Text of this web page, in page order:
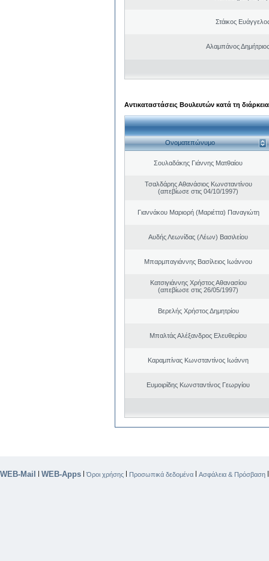
Στάικος
Αλαμπάνος
Αντικαταστάσεις Βουλευτών κατά τη
Ονοματεπώνυμο
Σουλαδάκης Γιάννης Ματθαίου
Τσαλδάρης Αθανάσιος Κωνσταντίνου
(απεβίωσε στις 04/10/1997)
Γιαννάκου Μαριορή (Μαριέττα) Παναγιώτη
Αυδής Λεωνίδας (Λέων) Βασιλείου
Μπαρμπαγιάννης Βασίλειος Ιωάννου
Κατσιγιάννης Χρήστος Αθανασίου
(απεβίωσε στις 26/05/1997)
Βερελής Χρήστος Δημητρίου
Μπαλτάς Αλέξανδρος Ελευθερίου
Καραμπίνας Κωνσταντίνος Ιωάννη
Ευμοιρίδης Κωνσταντίνος Γεωργίου
WEB-Mail | WEB-Apps |Όροι χρήσης | Προσωπικά δεδομένα | Ασφάλεια & Πρόσβαση